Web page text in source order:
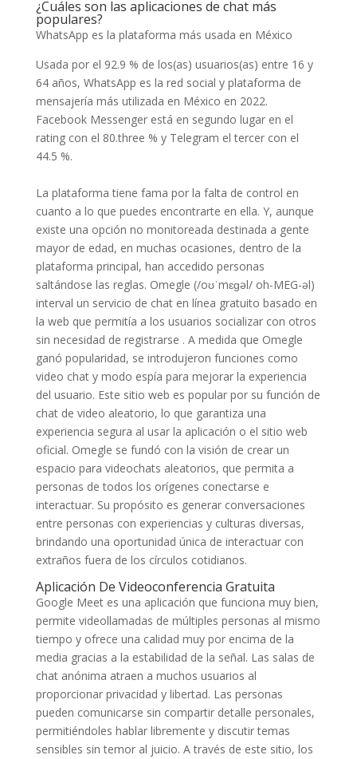
¿Cuáles son las aplicaciones de chat más
populares?
WhatsApp es la plataforma más usada en México
Usada por el 92.9 % de los(as) usuarios(as) entre 16 y
64 años, WhatsApp es la red social y plataforma de
mensajería más utilizada en México en 2022.
Facebook Messenger está en segundo lugar en el
rating con el 80.three % y Telegram el tercer con el
44.5 %.
La plataforma tiene fama por la falta de control en
cuanto a lo que puedes encontrarte en ella. Y, aunque
existe una opción no monitoreada destinada a gente
mayor de edad, en muchas ocasiones, dentro de la
plataforma principal, han accedido personas
saltándose las reglas. Omegle (/oʊˈmɛɡəl/ oh-MEG-əl)
interval un servicio de chat en línea gratuito basado en
la web que permitía a los usuarios socializar con otros
sin necesidad de registrarse . A medida que Omegle
ganó popularidad, se introdujeron funciones como
video chat y modo espía para mejorar la experiencia
del usuario. Este sitio web es popular por su función de
chat de video aleatorio, lo que garantiza una
experiencia segura al usar la aplicación o el sitio web
oficial. Omegle se fundó con la visión de crear un
espacio para videochats aleatorios, que permita a
personas de todos los orígenes conectarse e
interactuar. Su propósito es generar conversaciones
entre personas con experiencias y culturas diversas,
brindando una oportunidad única de interactuar con
extraños fuera de los círculos cotidianos.
Aplicación De Videoconferencia Gratuita
Google Meet es una aplicación que funciona muy bien,
permite videollamadas de múltiples personas al mismo
tiempo y ofrece una calidad muy por encima de la
media gracias a la estabilidad de la señal. Las salas de
chat anónima atraen a muchos usuarios al
proporcionar privacidad y libertad. Las personas
pueden comunicarse sin compartir detalle personales,
permitiéndoles hablar libremente y discutir temas
sensibles sin temor al juicio. A través de este sitio, los